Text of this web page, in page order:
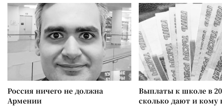
Россия ничего не должна
Армении
Выплаты к школе в
сколько дают и